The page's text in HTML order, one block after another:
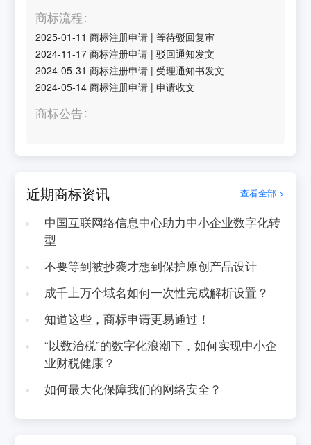
商标流程
2025-01-11 商标注册申请 |等待驳回复审
2024-11-17 商标注册申请 |驳回通知发文
2024-05-31 商标注册申请 |受理通知书发文
2024-05-14 商标注册申请 |申请收文
商标公告
近期商标资讯 查看全部 >
中国互联网络信息中心助力中小企业数字化转
型
不要等到被抄袭才想到保护原创产品设计
成千上万个域名如何一次性完成解析设置？
知道这些，商标申请更易通过！
“以数治税”的数字化浪潮下，如何实现中小企
业财税健康？
如何最大化保障我们的网络安全？